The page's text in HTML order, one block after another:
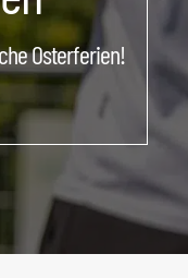
ÜBER UNS
Osterferien!